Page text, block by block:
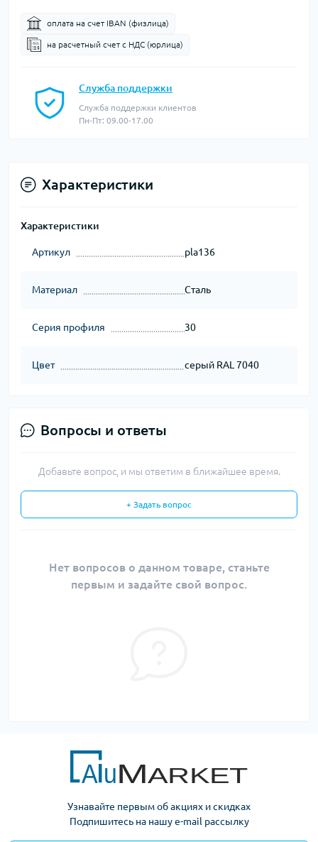
оплата на счет IBAN (физлица)
на расчетный счет c НДС (юрлица)
Служба поддержки
Служба поддержки клиентов
Пн-Пт: 09.00-17.00
Характеристики
Характеристики
Артикул pla136
Материал Сталь
Серия профиля 30
Цвет серый RAL 7040
Вопросы и ответы
Добавьте вопрос, и мы ответим в ближайшее время.
+ Задать вопрос
Нет вопросов о данном товаре, станьте
первым и задайте свой вопрос.
Узнавайте первым об акциях и скидках
Подпишитесь на нашу e-mail рассылку